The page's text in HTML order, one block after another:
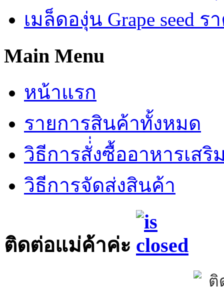
เมล็ดองุ่น Grape seed ร
Main Menu
หน้าแรก
รายการสินค้าทั้งหมด
วิธีการสั่่งซื้ออาหารเสริ
วิธีการจัดส่งสินค้า
ติดต่อแม่ค้าค่ะ